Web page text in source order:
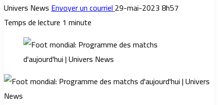
Univers NewsEnvoyer un courriel29-mai-2023 8h57
Temps de lecture 1 minute